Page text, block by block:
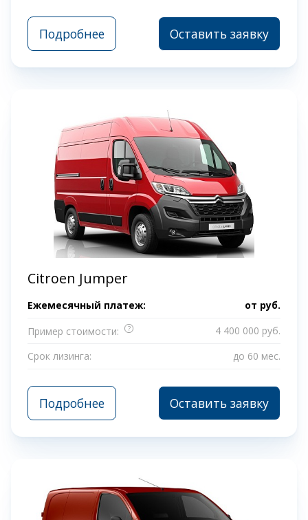
Подробнее Оставить заявку
Citroen Jumper
Ежемесячный платеж: от руб.
Пример стоимости:
?
4 400 000 руб.
Срок лизинга:
до 60 мес.
Подробнее Оставить заявку